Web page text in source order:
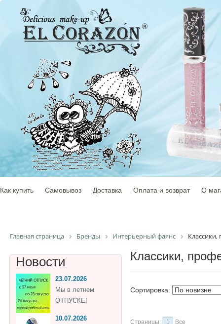
Как купить Самовывоз Доставка Оплата и возврат О
Главная страница Бренды Интерьерный фаянс Классики,
Классики,
Сортировка:
Страницы: 1 Все
Новости
23.07.2026
Мы в летнем
ОТПУСКЕ!
10.07.2026